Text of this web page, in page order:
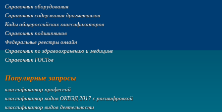
Справочник оборудования
Справочник содержания драгметаллов
Коды общероссийских классификаторов
Справочник подшипников
Федеральные реестры онлайн
Справочник по здравоохранению и медицине
Справочник ГОСТов
Популярные запросы
классификатор профессий
классификатор кодов ОКВЭД 2017 с расшифровкой
классификатор видов деятельности